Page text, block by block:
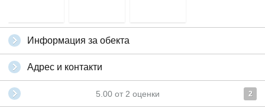
Информация за обекта
Адрес и контакти
5.00 от 2 оценки 2